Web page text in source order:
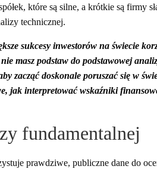
które są silne, a krótkie są firmy
technicznej.
sukcesy inwestorów na świecie
masz podstaw do podstawowej
zacząć doskonale poruszać się w
jak interpretować wskaźniki
fundamentalnej
prawdziwe, publiczne dane do